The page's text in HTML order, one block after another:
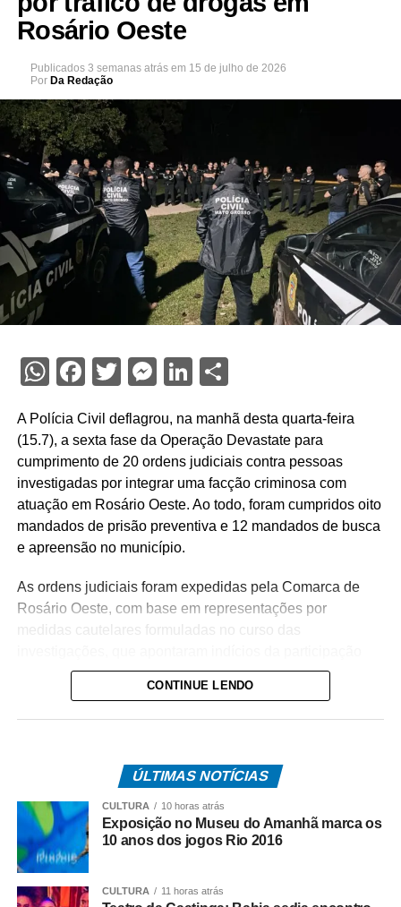
Rosário Oeste
Publicados 3 semanas atrás em 15 de julho de 2026
Por Da Redação
WhatsApp
Facebook
Twitter
Messenger
LinkedIn
Share
A Polícia Civil deflagrou, na manhã desta quarta-feira
(15.7), a sexta fase da Operação Devastate para
cumprimento de 20 ordens judiciais contra pessoas
investigadas por integrar uma facção criminosa com
atuação em Rosário Oeste. Ao todo, foram cumpridos oito
mandados de prisão preventiva e 12 mandados de busca
e apreensão no município.
As ordens judiciais foram expedidas pela Comarca de
Rosário Oeste, com base em representações por
medidas cautelares formuladas no curso das
dos alvos no tráfico de drogas na região.
enfraquecendo a estrutura da organização criminosa.
O trabalho é resultado de investigações conduzidas pela
equipe da Delegacia de Rosário Oeste, que reuniram
elementos indicando o envolvimento dos suspeitos com o
CONTINUE LENDO
ÚLTIMAS NOTÍCIAS
CULTURA 10 horas atrás
Exposição no Museu do Amanhã marca os
10 anos dos jogos Rio 2016
CULTURA 11 horas atrás